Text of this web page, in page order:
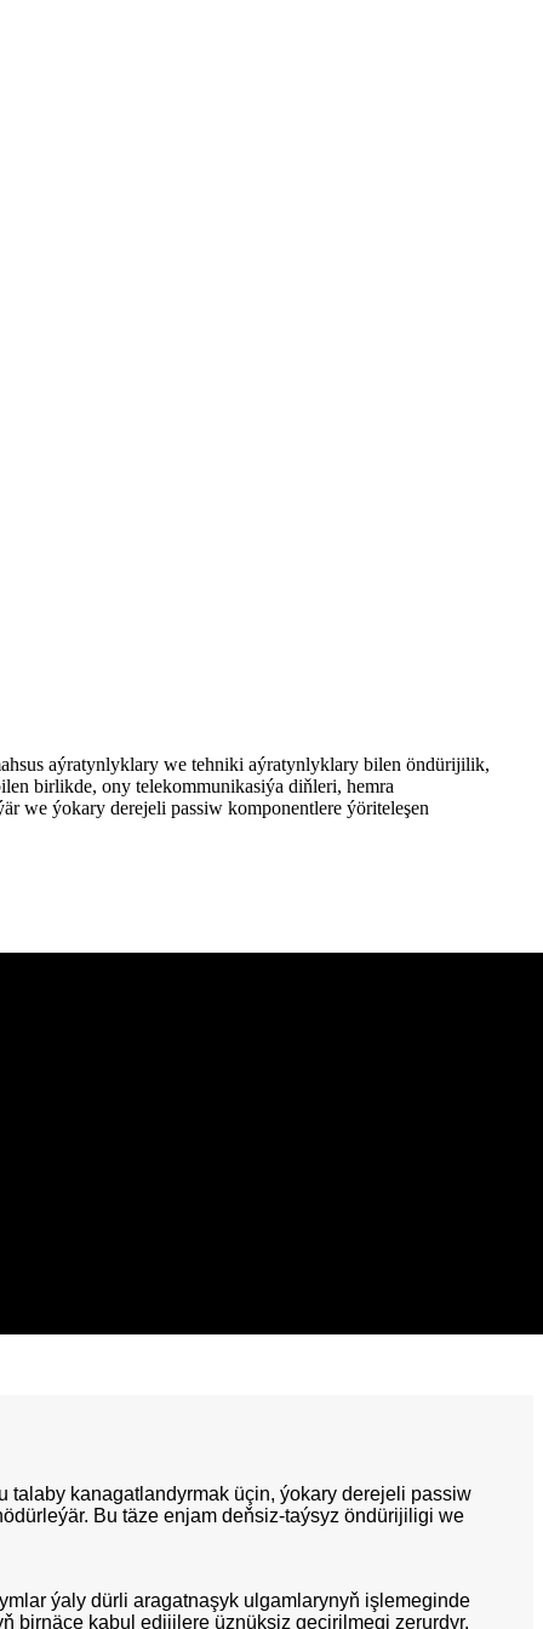
aýratynlyklary we tehniki aýratynlyklary bilen öndürijilik,
birlikde, ony telekommunikasiýa diňleri, hemra
we ýokary derejeli passiw komponentlere ýöriteleşen
talaby kanagatlandyrmak üçin, ýokary derejeli passiw
Bu täze enjam deňsiz-taýsyz öndürijiligi we
ýaly dürli aragatnaşyk ulgamlarynyň işlemeginde
birnäçe kabul edijilere üznüksiz geçirilmegi zerurdyr.